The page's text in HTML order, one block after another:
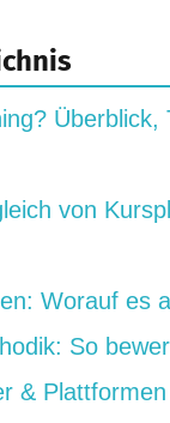
Überblick,
von
Worauf es
So
&